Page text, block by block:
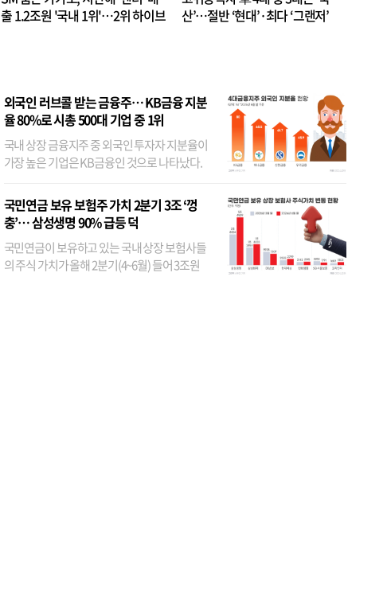
출 1.2조원 '국내 1위'…2위 하이브
산’…절반 ‘현대’·최다 ‘그랜저’
외국인 러브콜 받는 금융주… KB금융 지분
율 80%로 시총 500대 기업 중 1위
국내 상장 금융지주 중 외국인 투자자 지분율이
가장 높은 기업은 KB금융인 것으로 나타났다.
융이었다. 특히 KB금융은 지난달 말 기준 해외
기관투자자 지분율이...
국민연금 보유 보험주 가치 2분기 3조 ‘껑
충’… 삼성생명 90% 급등 덕
국민연금이 보유하고 있는 국내 상장 보험사들
의 주식 가치가 올해 2분기(4~6월) 들어 3조원